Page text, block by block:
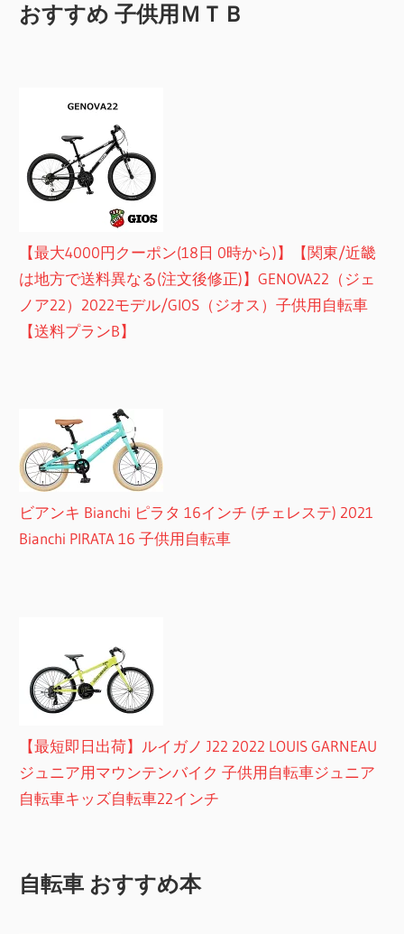
おすすめ 子供用ＭＴＢ
【最大4000円クーポン(18日 0時から)】【関東/近畿
は地方で送料異なる(注文後修正)】GENOVA22（ジェ
ノア22）2022モデル/GIOS（ジオス）子供用自転車
【送料プランB】
ビアンキ Bianchi ピラタ 16インチ (チェレステ) 2021
Bianchi PIRATA 16 子供用自転車
【最短即日出荷】ルイガノ J22 2022 LOUIS GARNEAU
ジュニア用マウンテンバイク 子供用自転車ジュニア
自転車キッズ自転車22インチ
自転車 おすすめ本